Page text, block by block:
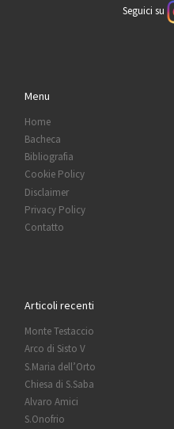
Seguici su
Menu
Home
Bacheca
Bibliografia
Cookie Policy
Disclaimer
Privacy Policy
Contatto
Articoli recenti
Monte Testaccio
Arco di Sisto V
S.Maria dell’Orto
Chiesa di S.Saba
Alvaro Amici
S.Onofrio